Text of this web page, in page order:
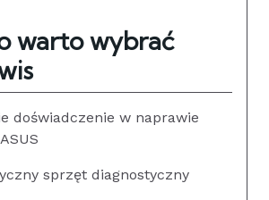
warto wybrać
doświadczenie w naprawie
sprzęt diagnostyczny